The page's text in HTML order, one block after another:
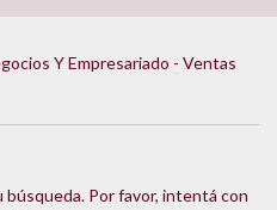
Y Empresariado - Ventas
Por favor, intentá con